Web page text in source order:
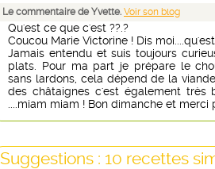
Le commentaire de Yvette. Voir son blog
Qu'est ce que c'est ??.?
Coucou Marie Victorine ! Dis
Jamais entendu et suis toujours
plats. Pour ma part je prépare le
sans lardons, cela dépend de la
des châtaignes c'est également très
....miam miam ! Bon dimanche et
Suggestions : 10 recettes